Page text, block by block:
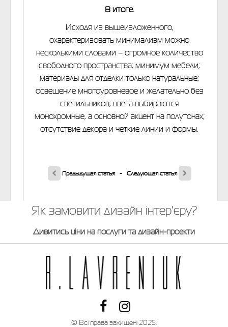
В итоге.
Исходя из вышеизложенного,
охарактеризовать минимализм можно
несколькими словами – огромное количество
свободного пространства; минимум мебели;
материалы для отделки только натуральные;
освещение многоуровневое и желательно без
светильников; цвета выбираются
монохромные, а основной акцент на полутонах;
отсутствие декора и четкие линии и формы.
Предыдущая статья- Следующая статья
Як замовити дизайн інтер'єру?
Дивитись ціни на послуги та дизайн-проекти
© Всі права захищені 2025.